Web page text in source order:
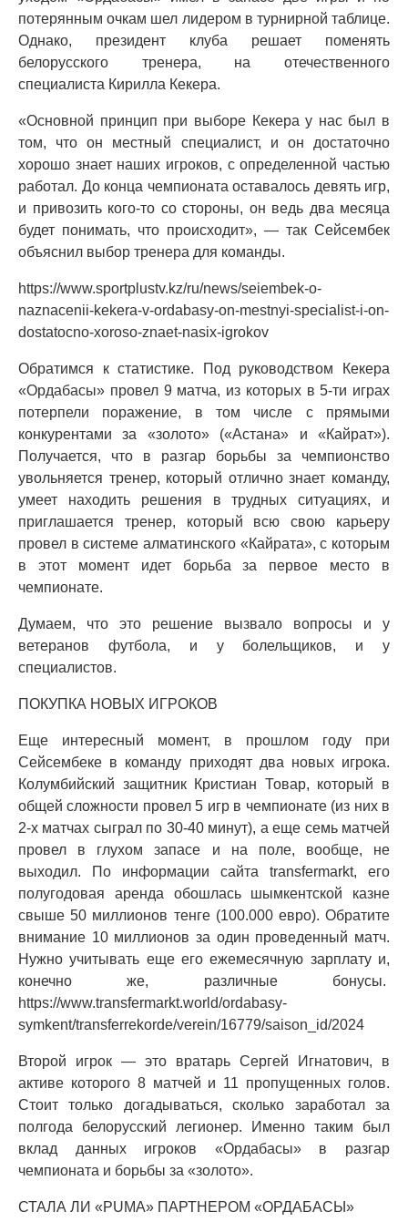
потерянным очкам шел лидером в турнирной таблице.
Однако, президент клуба решает поменять
белорусского тренера, на отечественного
специалиста Кирилла Кекера.
«Основной принцип при выборе Кекера у нас был в
том, что он местный специалист, и он достаточно
хорошо знает наших игроков, с определенной частью
работал. До конца чемпионата оставалось девять игр,
и привозить кого-то со стороны, он ведь два месяца
будет понимать, что происходит», — так Сейсембек
объяснил выбор тренера для команды.
https://www.sportplustv.kz/ru/news/seiembek-o-
naznacenii-kekera-v-ordabasy-on-mestnyi-specialist-i-on-
dostatocno-xoroso-znaet-nasix-igrokov
Обратимся к статистике. Под руководством Кекера
«Ордабасы» провел 9 матча, из которых в 5-ти играх
потерпели поражение, в том числе с прямыми
конкурентами за «золото» («Астана» и «Кайрат»).
Получается, что в разгар борьбы за чемпионство
увольняется тренер, который отлично знает команду,
умеет находить решения в трудных ситуациях, и
приглашается тренер, который всю свою карьеру
провел в системе алматинского «Кайрата», с которым
в этот момент идет борьба за первое место в
чемпионате.
Думаем, что это решение вызвало вопросы и у
ветеранов футбола, и у болельщиков, и у
специалистов.
ПОКУПКА НОВЫХ ИГРОКОВ
Еще интересный момент, в прошлом году при
Сейсембеке в команду приходят два новых игрока.
Колумбийский защитник Кристиан Товар, который в
общей сложности провел 5 игр в чемпионате (из них в
2-х матчах сыграл по 30-40 минут), а еще семь матчей
провел в глухом запасе и на поле, вообще, не
выходил. По информации сайта transfermarkt, его
полугодовая аренда обошлась шымкентской казне
свыше 50 миллионов тенге (100.000 евро). Обратите
внимание 10 миллионов за один проведенный матч.
Нужно учитывать еще его ежемесячную зарплату и,
конечно же, различные бонусы.
https://www.transfermarkt.world/ordabasy-
symkent/transferrekorde/verein/16779/saison_id/2024
Второй игрок — это вратарь Сергей Игнатович, в
активе которого 8 матчей и 11 пропущенных голов.
Стоит только догадываться, сколько заработал за
полгода белорусский легионер. Именно таким был
вклад данных игроков «Ордабасы» в разгар
чемпионата и борьбы за «золото».
СТАЛА ЛИ «PUMA» ПАРТНЕРОМ «ОРДАБАСЫ»